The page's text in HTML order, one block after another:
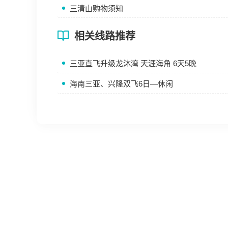
三清山购物须知
相关线路推荐
三亚直飞升级龙沐湾 天涯海角 6天5晚
海南三亚、兴隆双飞6日—休闲